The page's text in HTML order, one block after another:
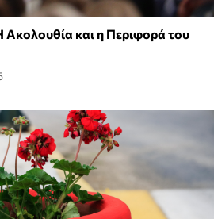
και η Περιφορά του